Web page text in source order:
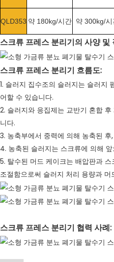
QLD353 약 180kg/시간 약 300kg/시
스크류 프레스 분리기의 사양 및
스크류 프레스 분리기 흐름도:
1. 슬러지 집수조의 슬러지는 슬러지
어할 수 있습니다.
2. 슬러지와 응집제는 교반기 혼합
니다.
3. 농축부에서 중력에 의해 농축된
4. 농축된 슬러지는 스크류에 의해
5. 탈수된 머드 케이크는 배압판과
조절함으로써 슬러지 처리 용량과
스크류 프레스 분리기 협력 사례: